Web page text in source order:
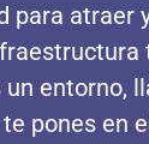
para atraer
entorno,
pones en